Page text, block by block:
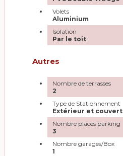
Volets
Aluminium
Isolation
Par le toit
Autres
Nombre de terrasses
2
Type de Stationnement
Extérieur et couvert
Nombre places parking
3
Nombre garages/Box
1